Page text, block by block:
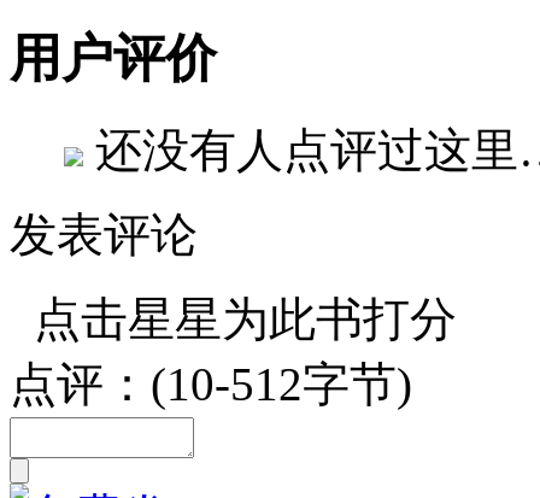
用户评价
还没有人点评过这
发表评论
点击星星为此书打分
点评：(10-512字节)